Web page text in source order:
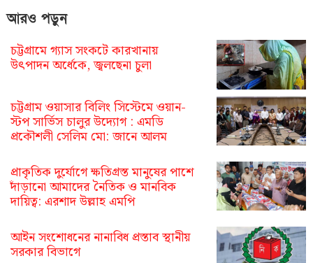
আরও পড়ুন
চট্টগ্রামে গ্যাস সংকটে কারখানায়
উৎপাদন অর্ধেকে, জ্বলছেনা চুলা
চট্টগ্রাম ওয়াসার বিলিং সিস্টেমে ওয়ান-
স্টপ সার্ভিস চালুর উদ্যোগ : এমডি
প্রকৌশলী সেলিম মো: জানে আলম
প্রাকৃতিক দুর্যোগে ক্ষতিগ্রস্ত মানুষের পাশে
দাঁড়ানো আমাদের নৈতিক ও মানবিক
দায়িত্ব: এরশাদ উল্লাহ এমপি
আইন সংশোধনের নানাবিধ প্রস্তাব স্থানীয়
সরকার বিভাগে